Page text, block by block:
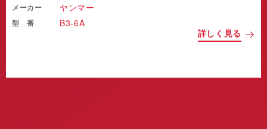
メーカー ヤンマー
型 番 B3-6A
詳しく見る